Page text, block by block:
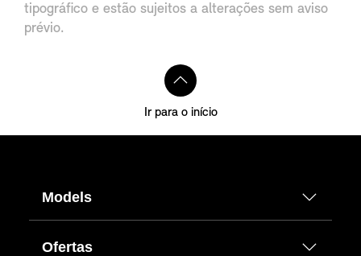
tipográfico e estão sujeitos a alterações sem aviso
prévio.
Ir para o início
Models
Ofertas